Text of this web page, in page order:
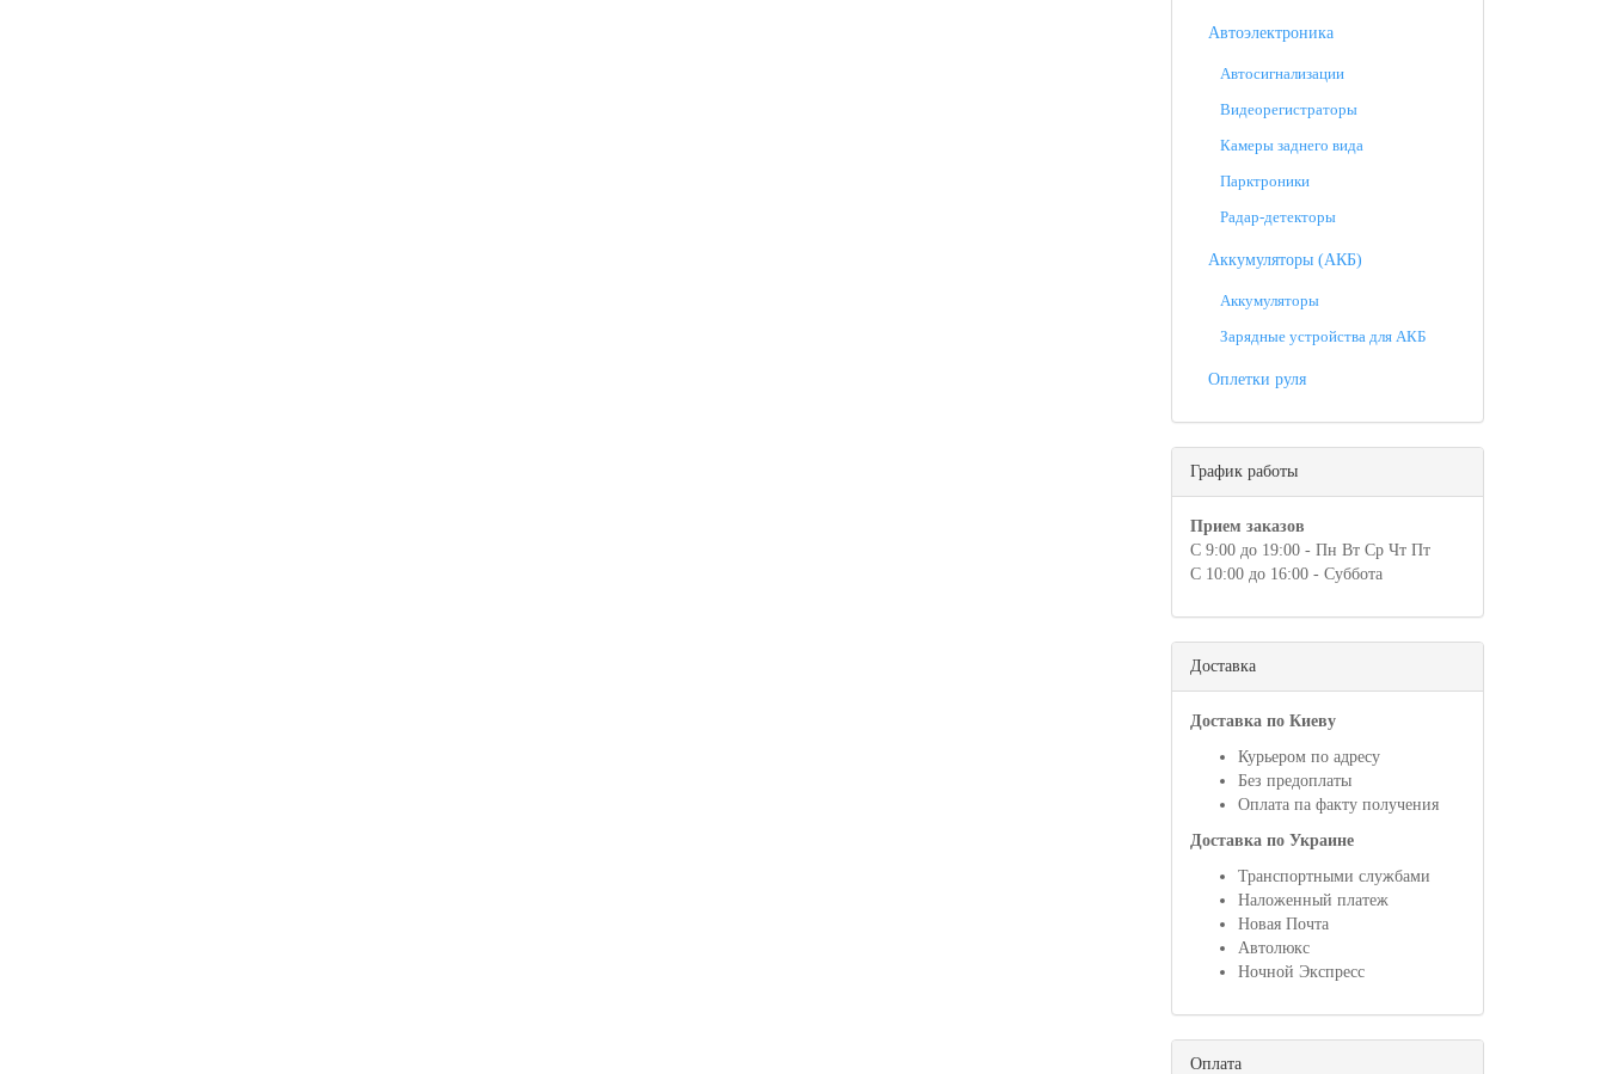
Автоэлектроника
Автосигнализации
Видеорегистраторы
Камеры заднего вида
Парктроники
Радар-детекторы
Аккумуляторы (АКБ)
Аккумуляторы
Зарядные устройства для АКБ
Оплетки руля
График работы
Прием заказов
С 9:00 до 19:00 - Пн Вт Ср Чт Пт
С 10:00 до 16:00 - Суббота
Доставка
Доставка по Киеву
Курьером по адресу
Без предоплаты
Оплата па факту получения
Доставка по Украине
Транспортными службами
Наложенный платеж
Новая Почта
Автолюкс
Ночной Экспресс
Оплата